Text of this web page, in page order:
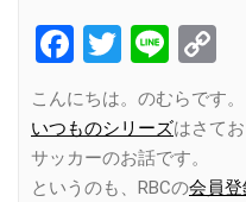
Facebook
Twitter
Line
こんにちは。のむらです。
いつものシリーズはさてお
サッカーのお話です。
というのも、RBCの会員登